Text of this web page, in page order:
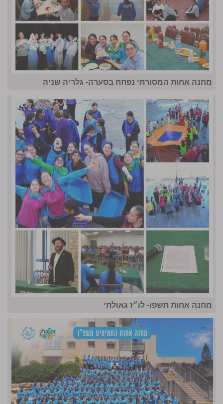
מחנה אחות המסורתי נפתח בסערה- גלריה שניה
מחנה אחות תשפו- לו״ז גאולתי